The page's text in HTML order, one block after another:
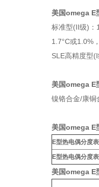
美国omega E
标准型(II级)
1.7°C或1.0%
SLE高精度型
美国omega E
镍铬合金/康铜
美国omega E
E型热电偶分度
E型热电偶分度
美国omega E